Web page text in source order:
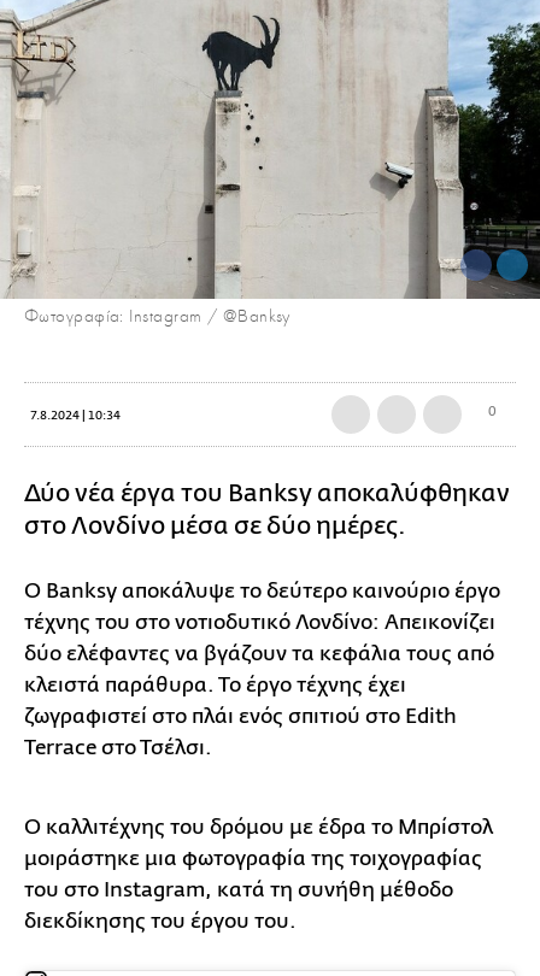
Φωτογραφία: Instagram / @Banksy
7.8.2024 | 10:34 0
Δύο νέα έργα του Banksy αποκαλύφθηκαν
στο Λονδίνο μέσα σε δύο ημέρες.
Ο Banksy αποκάλυψε το δεύτερο καινούριο έργο
τέχνης του στο νοτιοδυτικό Λονδίνο: Απεικονίζει
δύο ελέφαντες να βγάζουν τα κεφάλια τους από
κλειστά παράθυρα. Το έργο τέχνης έχει
ζωγραφιστεί στο πλάι ενός σπιτιού στο Edith
Terrace στο Τσέλσι.
Ο καλλιτέχνης του δρόμου με έδρα το Μπρίστολ
μοιράστηκε μια φωτογραφία της τοιχογραφίας
του στο Instagram, κατά τη συνήθη μέθοδο
διεκδίκησης του έργου του.